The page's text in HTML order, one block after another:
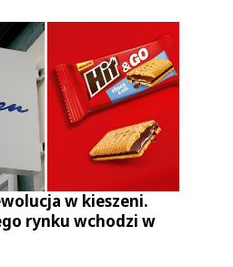
w kieszeni.
rynku wchodzi w